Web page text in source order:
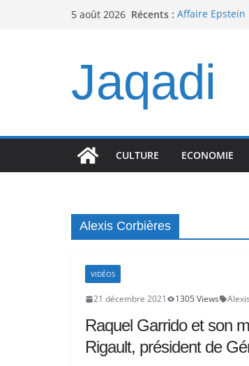
5 août 2026 Récents : Affaire
TikTok et
l’influence
Triangle Borea
humanoïde en
Jaqadi
CULTURE ECONOMIE
Alexis Corbières
VIDÉOS
21 décembre 2021 1305 Views
Raquel Garrido et son
Rigault, président de